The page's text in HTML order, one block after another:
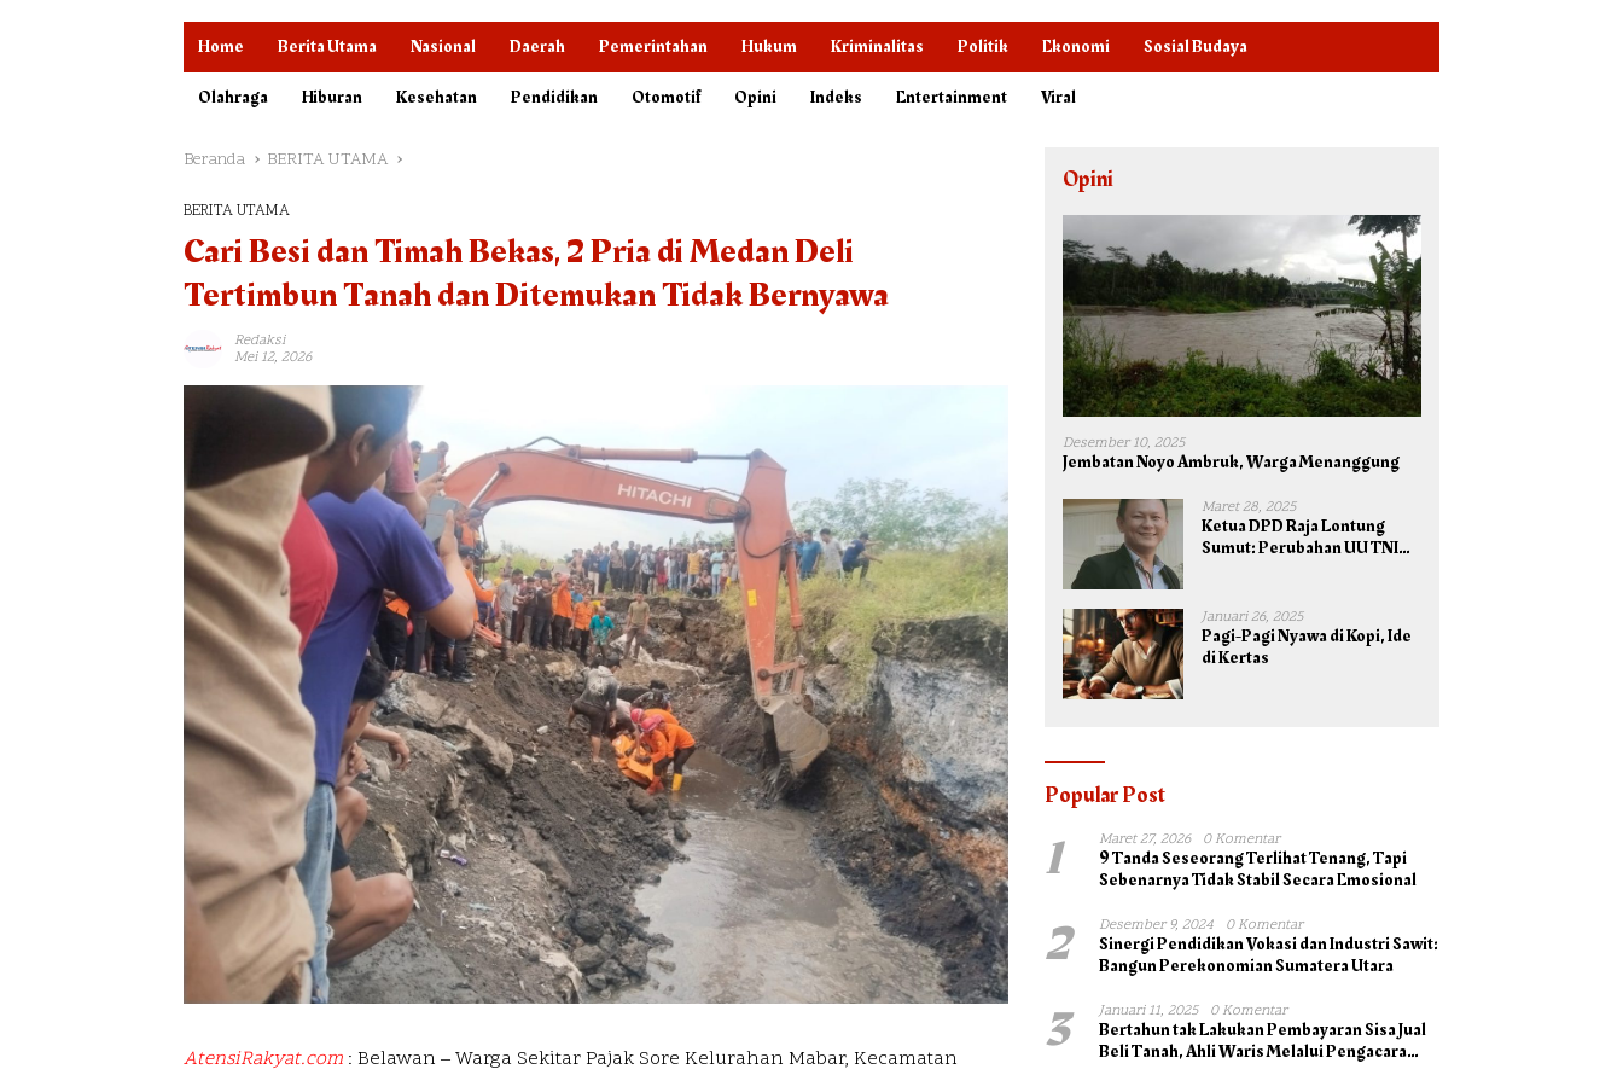
Home Berita Utama Nasional Daerah Pemerintahan Hukum Kriminalitas Politik Ekonomi
Sosial Budaya
Olahraga
Hiburan Kesehatan Pendidikan Otomotif Opini Indeks Entertainment Viral
Beranda BERITA UTAMA
BERITA UTAMA
Cari Besi dan Timah Bekas, 2 Pria di Medan Deli
Tertimbun Tanah dan Ditemukan Tidak Bernyawa
Redaksi
Mei 12, 2026
AtensiRakyat.com : Belawan – Warga Sekitar Pajak Sore Kelurahan Mabar, Kecamatan
Opini
Desember 10, 2025
Jembatan Noyo Ambruk, Warga Menanggung
Maret 28, 2025
Ketua DPD Raja Lontung
Sumut: Perubahan UU TNI
Kepentingan Negara dan
Bangsa
Januari 26, 2025
Pagi-Pagi Nyawa di Kopi, Ide
di Kertas
Popular Post
1 Maret 27, 2026 0 Komentar
9 Tanda Seseorang Terlihat Tenang, Tapi
Sebenarnya Tidak Stabil Secara Emosional
2 Desember 9, 2024 0 Komentar
Sinergi Pendidikan Vokasi dan Industri Sawit:
Bangun Perekonomian Sumatera Utara
3 Januari 11, 2025 0 Komentar
Bertahun tak Lakukan Pembayaran Sisa Jual
Beli Tanah, Ahli Waris Melalui Pengacara